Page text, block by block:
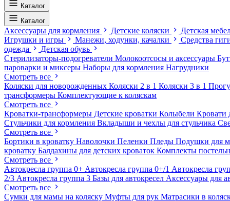
Каталог
Каталог
Аксессуары для кормления Детские коляски
Детская
Игрушки и игры
Манежи, ходунки, качалки
Средства
одежда
Детская обувь
Стерилизаторы-подогреватели Молокоотсосы и аксессуары
пароварки и миксеры Наборы для кормления Нагрудники
Смотреть все
Коляски для новорожденных Коляски 2 в 1 Коляски 3 в 1
трансформеры Комплектующие к коляскам
Смотреть все
Кроватки-трансформеры Детские кроватки Колыбели Кровати
Стульчики для кормления Вкладыши и чехлы для стульчика
Смотреть все
Бортики в кроватку Наволочки Пеленки Пледы Подушки для
кроватку Балдахины для детских кроваток Комплекты
Смотреть все
Автокресла группа 0+ Автокресла группа 0+/1 Автокресла
2/3 Автокресла группа 3 Базы для автокресел Аксессуары для
Смотреть все
Сумки для мамы на коляску Муфты для рук Матрасики в